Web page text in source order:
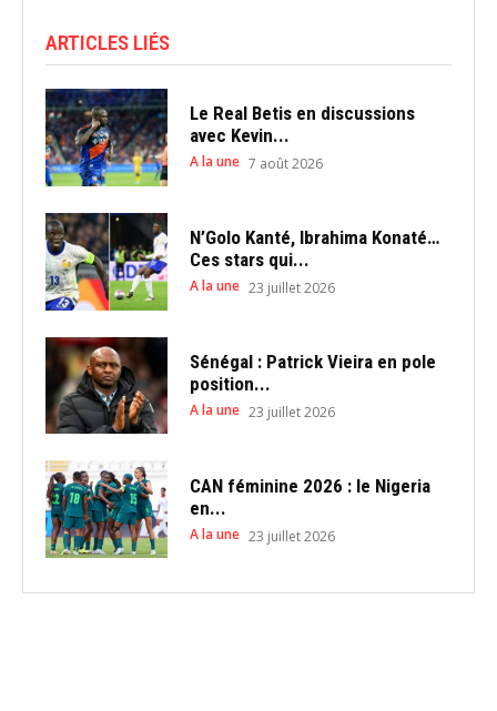
ARTICLES LIÉS
Le Real Betis en discussions
avec Kevin...
A la une 7 août 2026
N’Golo Kanté, Ibrahima Konaté…
Ces stars qui...
A la une 23 juillet 2026
Sénégal : Patrick Vieira en pole
position...
A la une 23 juillet 2026
CAN féminine 2026 : le Nigeria
en...
A la une 23 juillet 2026